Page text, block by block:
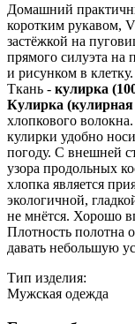
Домашний
коротким рукавом,
застёжкой на
прямого силуэта на
и рисунком в клетку.
Ткань - кулирка
Кулирка (кулирная
хлопкового
кулирки удобно
погоду. С внешней
узора продольных
хлопка является
экологичной,
не мнётся. Хорошо
Плотность полотна
давать небольшую
Тип изделия:
Мужская одежда